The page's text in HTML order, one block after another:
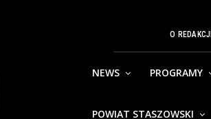
O REDAKCJI
NEWS PROGRAMY
POWIAT STASZOWSKI